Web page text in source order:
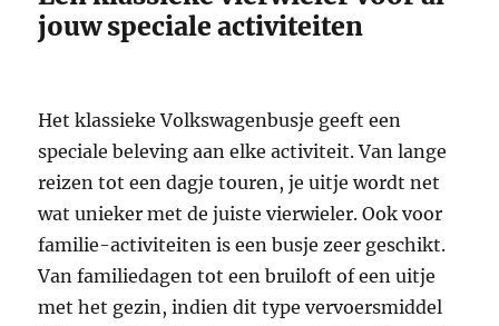
jouw speciale activiteiten
Het klassieke Volkswagenbusje geeft een
speciale beleving aan elke activiteit. Van lange
reizen tot een dagje touren, je uitje wordt net
wat unieker met de juiste vierwieler. Ook voor
familie-activiteiten is een busje zeer geschikt.
Van familiedagen tot een bruiloft of een uitje
met het gezin, indien dit type vervoersmiddel